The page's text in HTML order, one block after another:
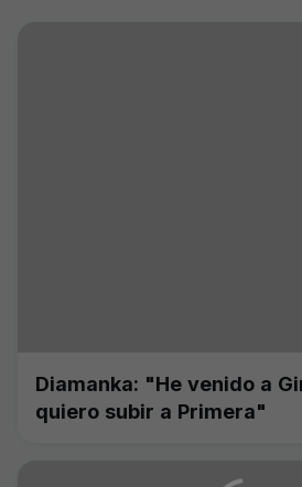
Diamanka: "He venido a
quiero subir a Primera"